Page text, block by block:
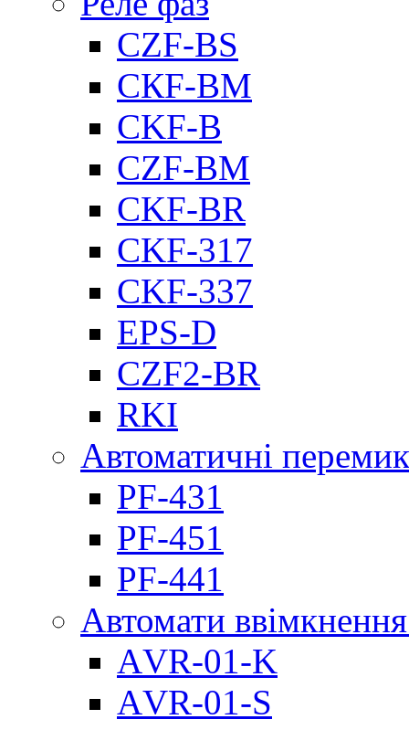
CZF-BS
CКF-BM
CKF-B
CZF-BM
CKF-BR
CKF-317
CKF-337
EPS-D
CZF2-BR
RKI
Автоматичні
PF-431
PF-451
PF-441
Автомати
АVR-01-K
АVR-01-S